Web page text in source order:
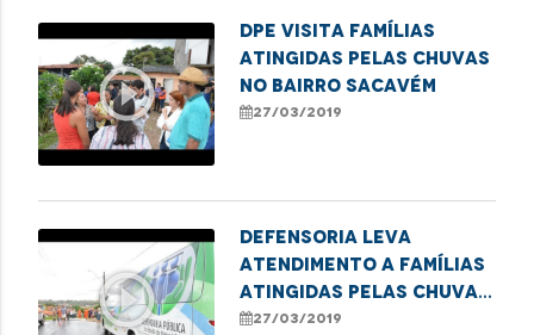
play_circle_outline
DPE visita famílias
atingidas pelas chuvas
no bairro Sacavém
27/03/2019
play_circle_outline
Defensoria leva
atendimento a famílias
atingidas pelas chuvas
no Sacavém
27/03/2019